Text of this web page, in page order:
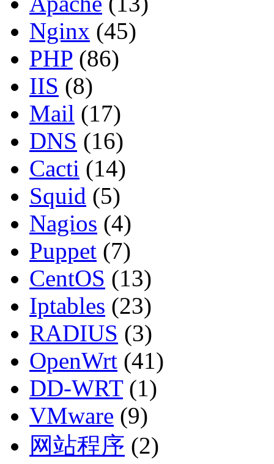
Nginx (45)
PHP (86)
IIS (8)
Mail (17)
DNS (16)
Cacti (14)
Squid (5)
Nagios (4)
Puppet (7)
CentOS (13)
Iptables (23)
RADIUS (3)
OpenWrt (41)
DD-WRT(1)
VMware (9)
网站程序 (2)